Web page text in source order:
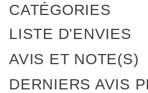
CATÉGORIES
LISTE D'ENVIES
AVIS ET NOTE(S)
DERNIERS AVIS